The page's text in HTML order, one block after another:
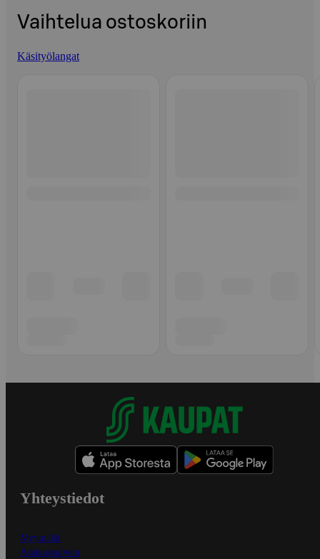
Vaihtelua ostoskoriin
Käsityölangat
Yhteystiedot
Myymälät
Asiakaspalvelu